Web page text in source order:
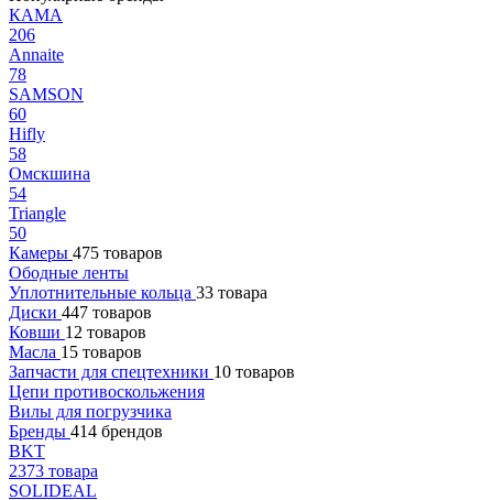
КАМА
206
Annaite
78
SAMSON
60
Hifly
58
Омскшина
54
Triangle
50
Камеры 475 товаров
Ободные ленты
Уплотнительные кольца 33 товара
Диски 447 товаров
Ковши 12 товаров
Масла 15 товаров
Запчасти для спецтехники 10 товаров
Цепи противоскольжения
Вилы для погрузчика
Бренды 414 брендов
BKT
2373 товара
SOLIDEAL